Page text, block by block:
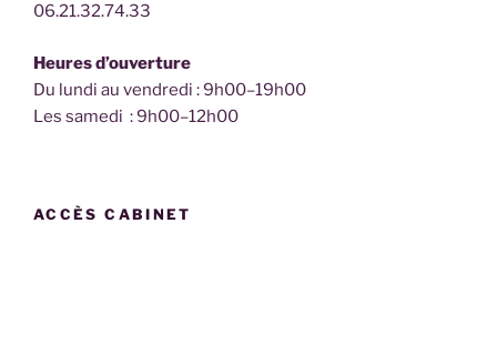
06.21.32.74.33
Heures d’ouverture
Du lundi au vendredi : 9h00–19h00
Les samedi : 9h00–12h00
ACCÈS CABINET